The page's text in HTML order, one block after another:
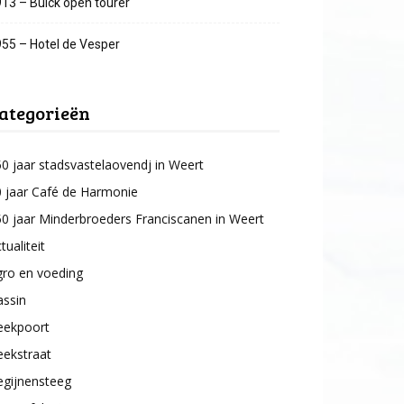
– Hotel de Vesper
jaar stadsvastelaovendj in Weert
jaar Café de Harmonie
jaar Minderbroeders Franciscanen in Weert
en voeding